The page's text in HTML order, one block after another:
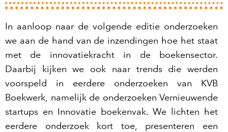
In aanloop naar de volgende editie onderzoeken
we aan de hand van de inzendingen hoe het staat
met de innovatiekracht in de boekensector.
Daarbij kijken we ook naar trends die werden
voorspeld in eerdere onderzoeken van KVB
Boekwerk, namelijk de onderzoeken Vernieuwende
startups en Innovatie boekenvak. We lichten het
eerdere onderzoek kort toe, presenteren een